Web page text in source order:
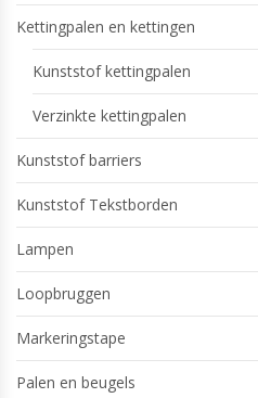
Kettingpalen en kettingen
Kunststof kettingpalen
Verzinkte kettingpalen
Kunststof barriers
Kunststof Tekstborden
Lampen
Loopbruggen
Markeringstape
Palen en beugels